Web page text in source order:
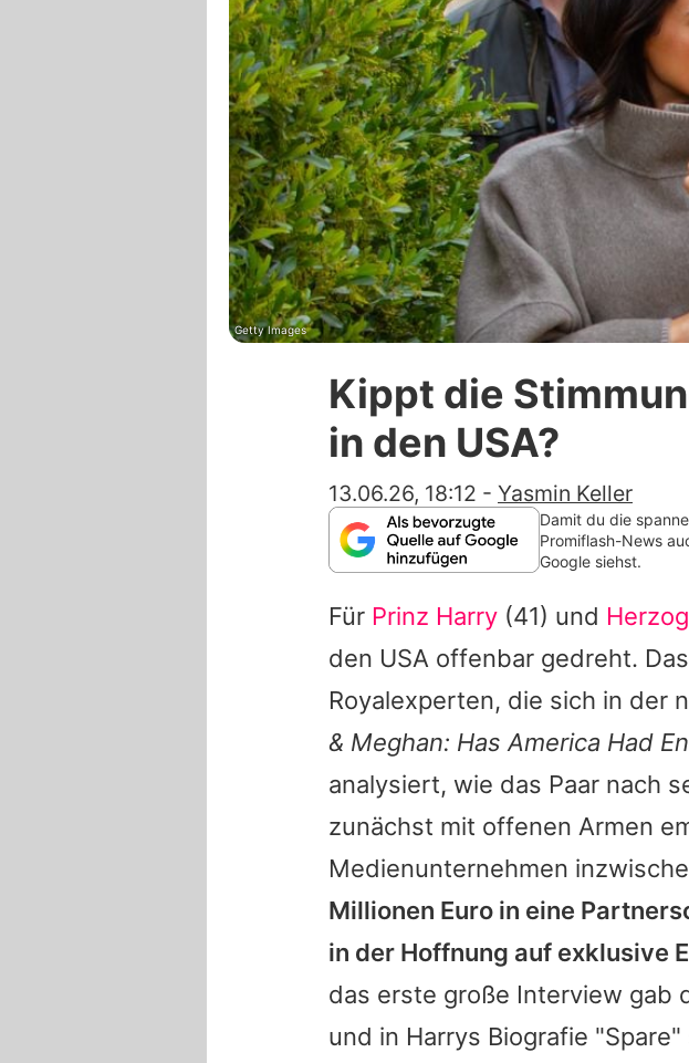
Alle
Getty Images
Kippt die
in den USA?
13.06.26, 18:12 - Yasmin Keller
Damit du die
Promiflash-News
Google siehst.
Für Prinz Harry (41) und
den USA offenbar gedreht.
Royalexperten, die sich in der
& Meghan: Has America Had
analysiert, wie das Paar nach
zunächst mit offenen Armen
Medienunternehmen
Millionen Euro in eine
in der Hoffnung auf exklusive
das erste große Interview gab
und in Harrys Biografie